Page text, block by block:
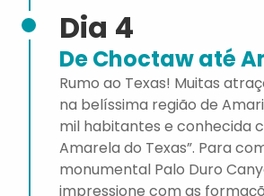
Dia 4
De Choctaw até
Rumo ao Texas! Muitas
na belíssima região de
mil habitantes e conhecida
Amarela do Texas”. Para
monumental Palo Duro
impressione com as